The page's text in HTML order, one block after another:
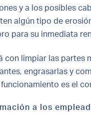
y a los posibles
algún tipo de
para su inmediata
con limpiar las partes
engrasarlas y
funcionamiento es el
a los